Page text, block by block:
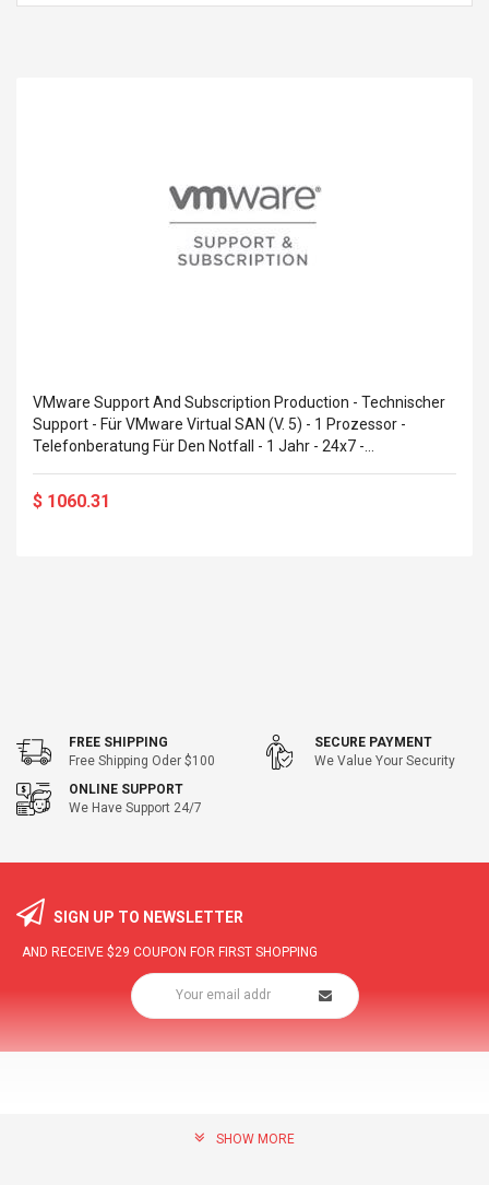
VMware Support And Subscription Production - Technischer
Support - Für VMware Virtual SAN (V. 5) - 1 Prozessor -
Telefonberatung Für Den Notfall - 1 Jahr - 24x7 -
$ 1060.31
FREE SHIPPING
Free Shipping Oder $100
SECURE PAYMENT
We Value Your Security
ONLINE SUPPORT
We Have Support 24/7
SIGN UP TO NEWSLETTER
AND RECEIVE $29 COUPON FOR FIRST SHOPPING
SHOW MORE